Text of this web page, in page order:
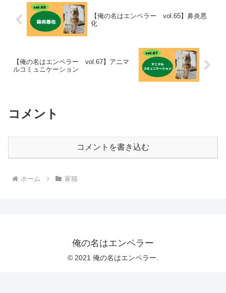
【俺の名はエンペラー vol.65】鼻炎悪
化
【俺の名はエンペラー vol.67】アニマ
ルコミュニケーション
コメント
コメントを書き込む
ホーム 家猫
俺の名はエンペラー
© 2021 俺の名はエンペラー.